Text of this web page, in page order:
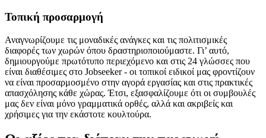
Τοπική προσαρμογή
Αναγνωρίζουμε τις μοναδικές ανάγκες και τις πολιτισμικές
διαφορές των χωρών όπου δραστηριοποιούμαστε. Γι’ αυτό,
δημιουργούμε πρωτότυπο περιεχόμενο και στις 24 γλώσσες που
είναι διαθέσιμες στο Jobseeker- οι τοπικοί ειδικοί μας φροντίζουν
να είναι προσαρμοσμένο στην αγορά εργασίας και στις πρακτικές
απασχόλησης κάθε χώρας. Έτσι, εξασφαλίζουμε ότι οι συμβουλές
μας δεν είναι μόνο γραμματικά ορθές, αλλά και ακριβείς και
χρήσιμες για την εκάστοτε κουλτούρα.